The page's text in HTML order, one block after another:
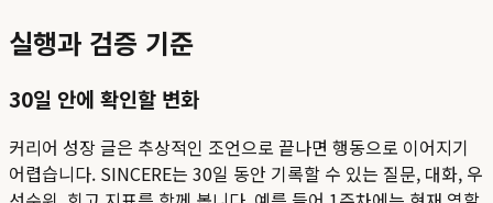
실행과 검증 기준
30일 안에 확인할 변화
커리어 성장 글은 추상적인 조언으로 끝나면 행동으로 이어지기
어렵습니다. SINCERE는 30일 동안 기록할 수 있는 질문, 대화, 우